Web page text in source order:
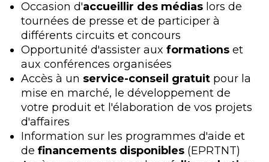
Occasion d'accueillir des médias lors de
tournées de presse et de participer à
différents circuits et concours
Opportunité d'assister aux formations et
aux conférences organisées
Accès à un service-conseil gratuit pour la
mise en marché, le développement de
votre produit et l'élaboration de vos projets
d'affaires
Information sur les programmes d'aide et
de financements disponibles (EPRTNT)